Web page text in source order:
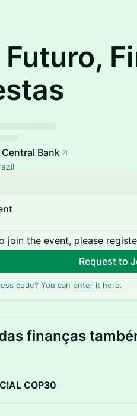
Bank
join the event, please
Request to
code? You can enter it here.
finanças
COP30